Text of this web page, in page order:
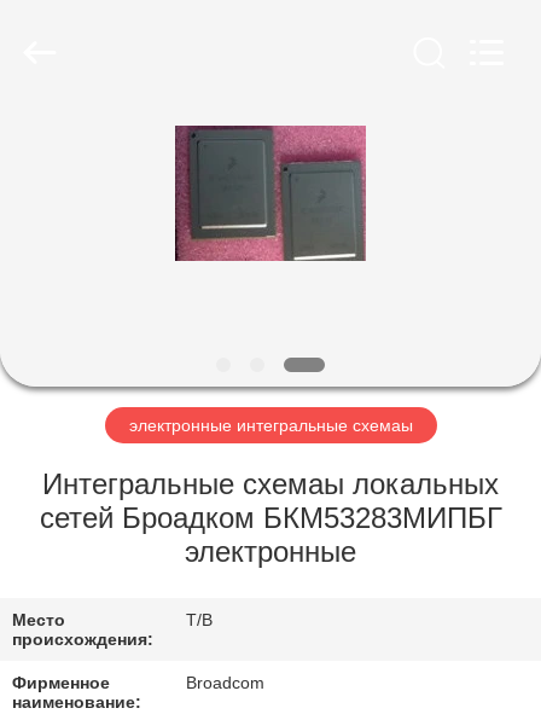
ПРОДУКТЫ
О
НАС
ЭКСКУРСИЯ
ПО
КОНТРОЛЬ
КАЧЕСТВА
электронные интегральные схемаы
Интегральные схемаы локальных
сетей Броадком БКМ53283МИПБГ
электронные
Место
происхождения:
Т/В
Фирменное
наименование:
Broadcom